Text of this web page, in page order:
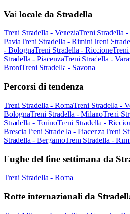
Vai locale da Stradella
Treni Stradella - VeneziaTreni Stradella
PaviaTreni Stradella - RiminiTreni
- BolognaTreni Stradella - RiccioneTreni
Stradella - PiacenzaTreni Stradella -
BroniTreni Stradella - Savona
Percorsi di tendenza
Treni Stradella - RomaTreni Stradella -
BolognaTreni Stradella - MilanoTreni
Stradella - TorinoTreni Stradella -
BresciaTreni Stradella - PiacenzaTreni
Stradella - BergamoTreni Stradella -
Fughe del fine settimana da
Treni Stradella - Roma
Rotte internazionali da